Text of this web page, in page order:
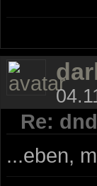
Re:
...eben,